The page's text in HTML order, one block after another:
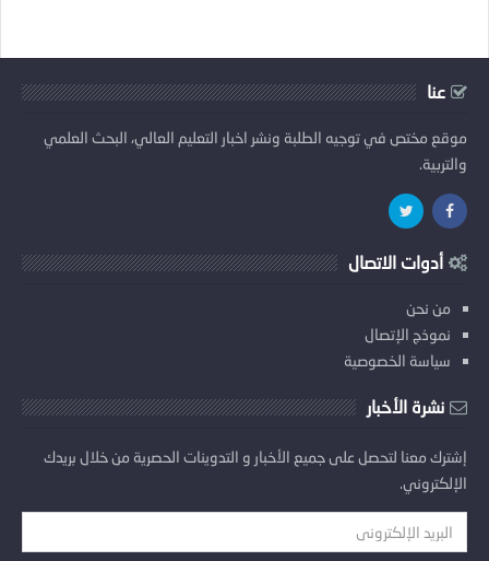
عنا
موقع مختص في توجيه الطلبة ونشر اخبار التعليم العالي، البحث العلمي
والتربية.
أدوات الاتصال
من نحن
نموذج الإتصال
سياسة الخصوصية
نشرة الأخبار
إشترك معنا لتحصل على جميع الأخبار و التدوينات الحصرية من خلال بريدك
الإلكتروني.